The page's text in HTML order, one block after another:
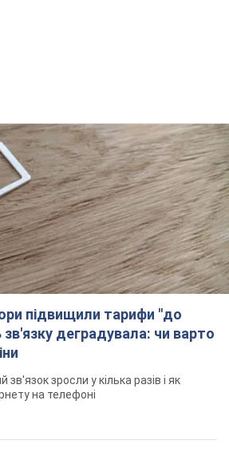
підвищили тарифи "до
зв'язку деградувала: чи варто
зв'язок зросли у кілька разів і як
на телефоні